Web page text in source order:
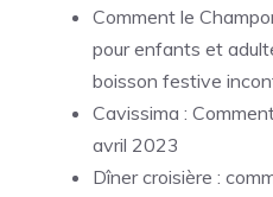
Comment le
pour enfants et
boisson festive
Cavissima :
avril 2023
Dîner croisière :